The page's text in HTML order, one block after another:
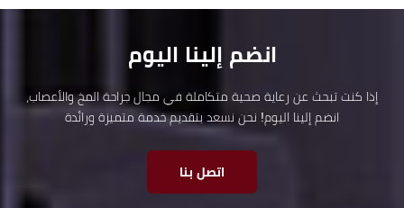
انضم إلينا اليوم
إذا كنت تبحث عن رعاية صحية متكاملة في مجال جراحة المخ والأعصاب،
انضم إلينا اليوم! نحن نسعد بتقديم خدمة متميزة ورائدة
اتصل بنا